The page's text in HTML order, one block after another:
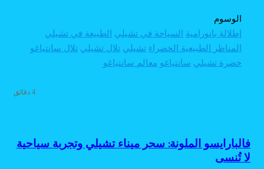
الوسوم
إطلالة بانورامية
السياحة في تشيلي
الطبيعة في تشيلي
المناظر الطبيعية الخضراء تشيلي تلال تشيلي تلال سانتياغو
خضرة تشيلي سانتياغو معالم سانتياغو
4 دقائق
فالبارايسو
الملونة:
سحر
فالبارايسو الملونة: سحر ميناء تشيلي وتجربة سياحية
لا تُنسى